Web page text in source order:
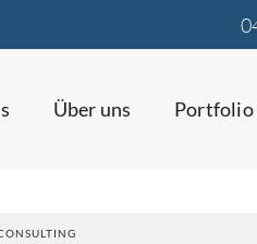
Über uns Portfolio